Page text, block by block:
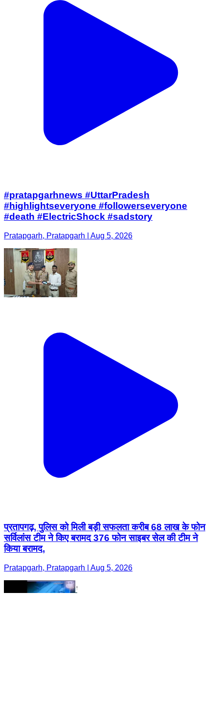
#pratapgarhnews #UttarPradesh
#highlightseveryone #followerseveryone
#death #ElectricShock #sadstory
Pratapgarh, Pratapgarh | Aug 5, 2026
प्रतापगढ़, पुलिस को मिली बड़ी सफलता करीब 68 लाख के फोन
सर्विलांस टीम ने किए बरामद 376 फोन साइबर सेल की टीम ने
किया बरामद,
Pratapgarh, Pratapgarh | Aug 5, 2026